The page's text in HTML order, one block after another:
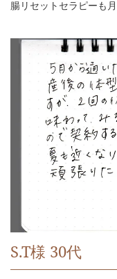
腸リセットセラピーも
S.T様 30代